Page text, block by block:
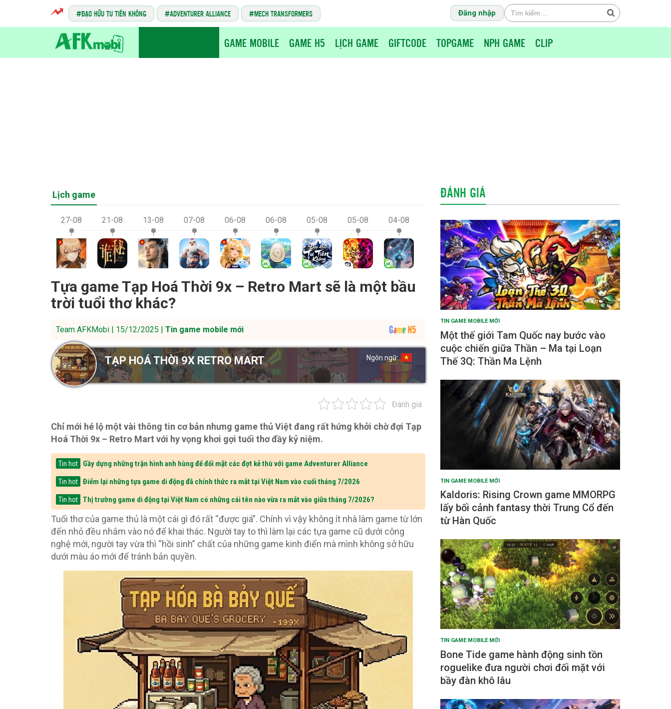
ĐẠO HỮU TU TIÊN KHÔNG ADVENTURER ALLIANCE MECH TRANSFORMERS Đăng nhập
GAME MOBILE GAME H5 LỊCH GAME GIFTCODE TOPGAME NPH GAME CLIP
Lịch game
27-08 21-08 13-08 07-08 06-08 06-08 05-08 05-08 04-08
Tựa game Tạp Hoá Thời 9x – Retro Mart sẽ là một bầu
trời tuổi thơ khác?
Team AFKMobi | 15/12/2025 | Tin game mobile mới
TẠP HOÁ THỜI 9X RETRO MART Ngôn ngữ:
Đánh giá
Chỉ mới hé lộ một vài thông tin cơ bản nhưng game thủ Việt đang rất hứng khởi chờ đợi Tạp
Hoá Thời 9x – Retro Mart với hy vọng khơi gợi tuổi thơ đầy kỷ niệm.
Tin hot Gầy dựng những trận hình anh hùng để đối mặt các đợt kẻ thù với game Adventurer Alliance
Tin hot Điểm lại những tựa game di động đã chính thức ra mắt tại Việt Nam vào cuối tháng 7/2026
Tin hot Thị trường game di động tại Việt Nam có những cái tên nào vừa ra mắt vào giữa tháng 7/2026?
Tuổi thơ của game thủ là một cái gì đó rất “được giá”. Chính vì vậy không ít nhà làm game từ lớn
đến nhỏ đều nhắm vào nó để khai thác. Người tay to thì làm lại các tựa game cũ dưới công
nghệ mới, người tay vừa thì “hồi sinh” chất của những game kinh điển mà mình không sở hữu
dưới màu áo mới để tránh bản quyền.
ĐÁNH GIÁ
TIN GAME MOBILE MỚI
Một thế giới Tam Quốc nay bước vào
cuộc chiến giữa Thần – Ma tại Loạn
Thế 3Q: Thần Ma Lệnh
TIN GAME MOBILE MỚI
Kaldoris: Rising Crown game MMORPG
lấy bối cảnh fantasy thời Trung Cổ đến
từ Hàn Quốc
TIN GAME MOBILE MỚI
Bone Tide game hành động sinh tồn
roguelike đưa người chơi đối mặt với
bầy đàn khô lâu